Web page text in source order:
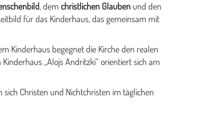
, dem christlichen Glauben und den
für das Kinderhaus, das gemeinsam mit
Kinderhaus begegnet die Kirche den realen
„Alojs Andritzki“ orientiert sich am
Christen und Nichtchristen im täglichen